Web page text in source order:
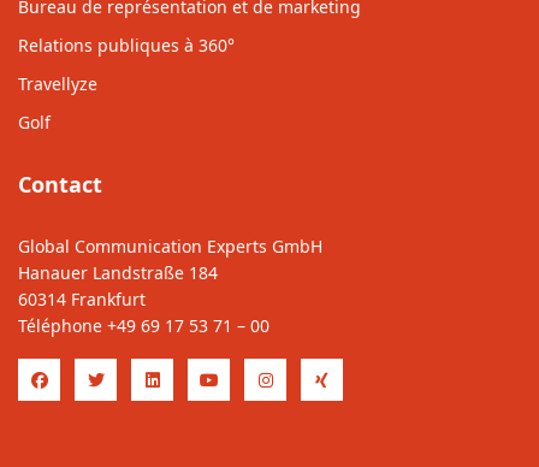
Bureau de représentation et de marketing
Relations publiques à 360°
Travellyze
Golf
Contact
Global Communication Experts GmbH
Hanauer Landstraße 184
60314 Frankfurt
Téléphone +49 69 17 53 71 – 00